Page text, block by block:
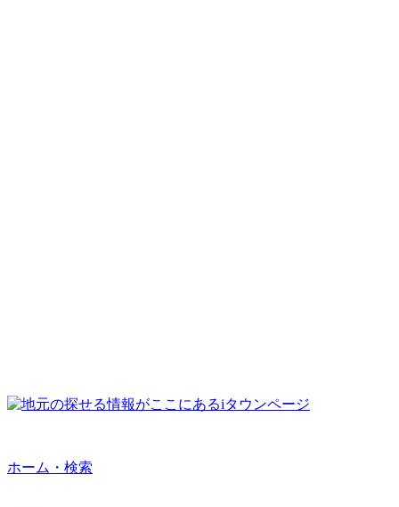
ホーム・検索